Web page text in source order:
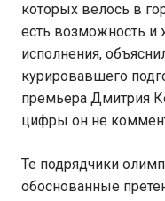
которых велось в
есть возможность и
исполнения,
курировавшего
премьера Дмитрия
цифры он не
Те подрядчики
обоснованные